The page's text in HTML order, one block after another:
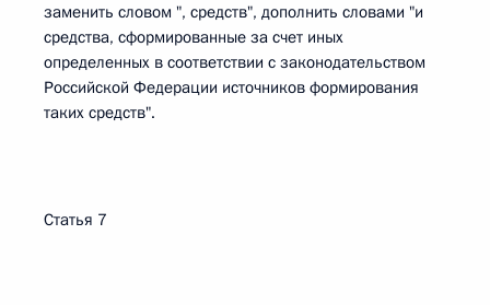
заменить словом ", средств", дополнить словами "и
средства, сформированные за счет иных
определенных в соответствии с законодательством
Российской Федерации источников формирования
таких средств".
Статья 7